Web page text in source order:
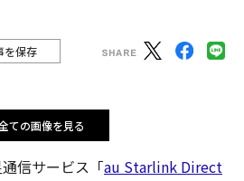
を保存
ての画像を見る
信サービス「au Starlink Direct